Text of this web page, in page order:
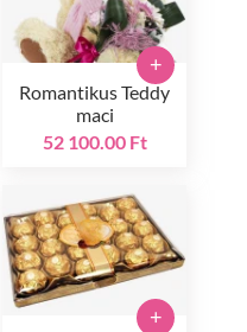
Romantikus Teddy
maci
52 100.00 Ft
+
+